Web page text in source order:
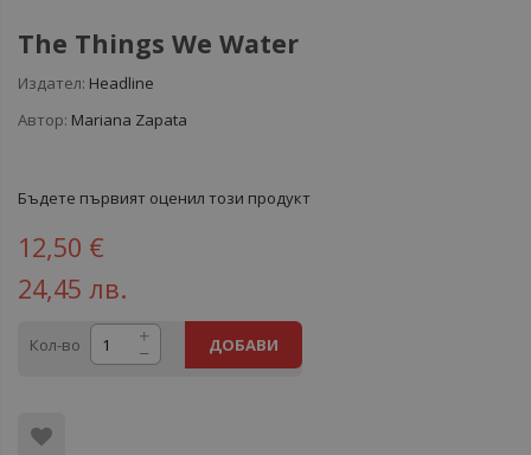
The Things We Water
Издател: Headline
Автор: Mariana Zapata
Бъдете първият оценил този продукт
12,50 €
24,45 лв.
Кол-во ДОБАВИ